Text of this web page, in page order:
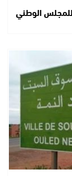
للمجلس الوطني